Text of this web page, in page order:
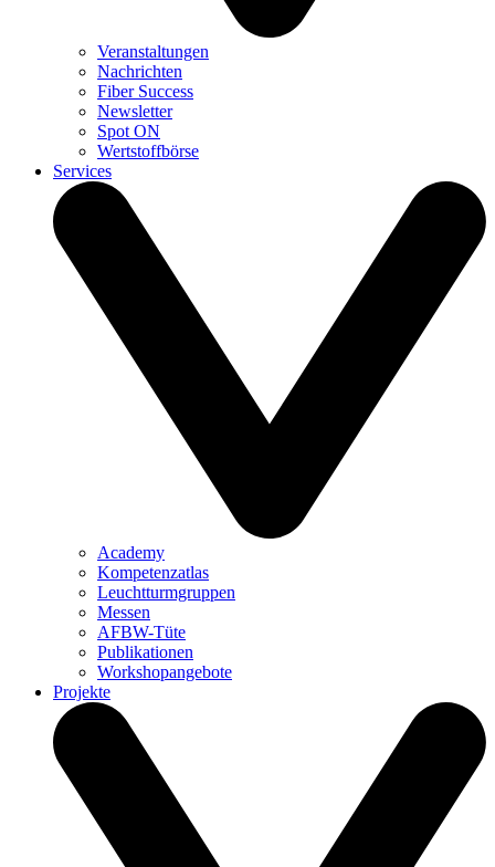
Veranstaltungen
Nachrichten
Fiber Success
Newsletter
Spot ON
Wertstoffbörse
Services
Academy
Kompetenzatlas
Leuchtturm­gruppen
Messen
AFBW-Tüte
Publikationen
Workshopangebote
Projekte